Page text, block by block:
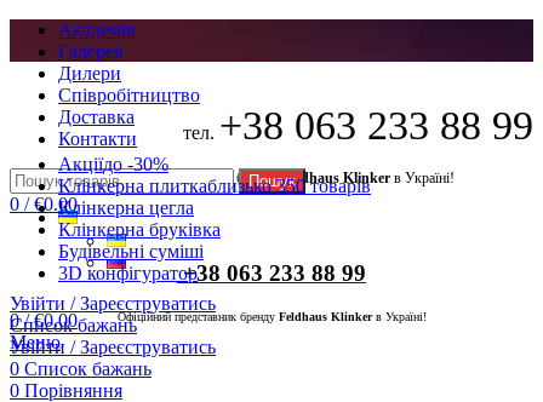
Академія
Галерея
Дилери
Cпівробітництво
Доставка
Контакти
Офіційний представник брендуFeldhaus Klinkerв Україні!
Увійти / Зареєструватись
Список бажань
Увійти / Зареєструватись
0 Список бажань
0 Порівняння
тел. +38 063 233 88 99
Пошук
0 / €0.00
+38 063 233 88 99
0/ €0.00
Меню
Акціїдо -30%
Клінкерна плиткаблизько 350 товарів
Клінкерна цегла
Клінкерна бруківка
Будівельні суміші
3D конфігуратор
Офіційний представник бренду Feldhaus Klinkerв Україні!